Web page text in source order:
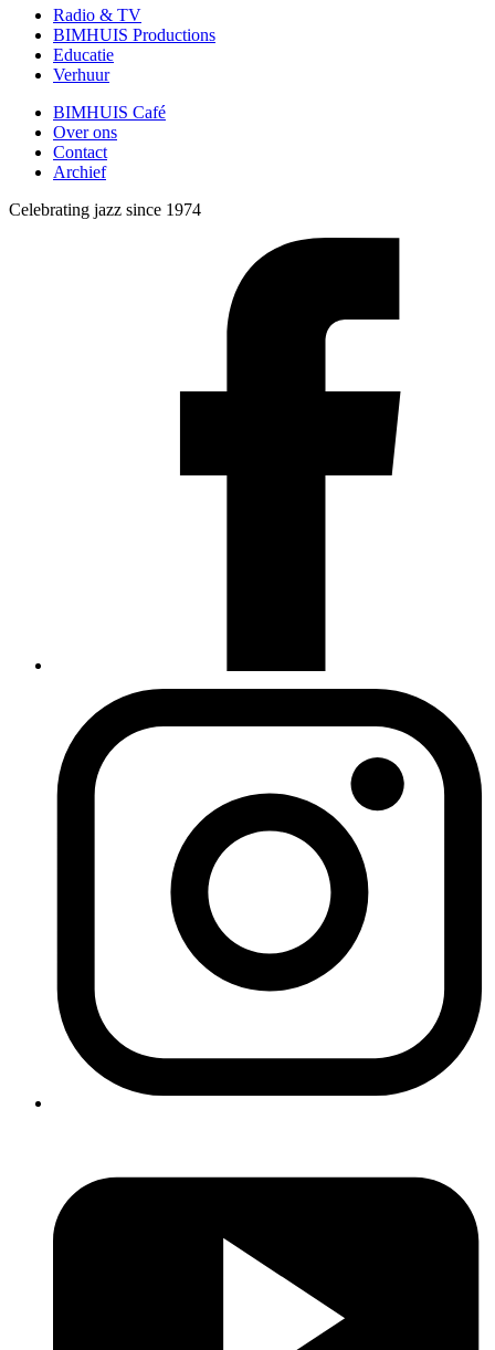
Radio & TV
BIMHUIS Productions
Educatie
Verhuur
BIMHUIS Café
Over ons
Contact
Archief
Celebrating jazz since 1974